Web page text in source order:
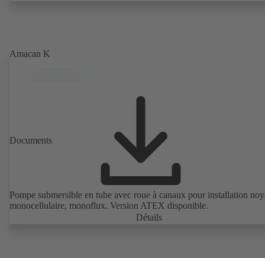
Amacan K
Documents
Pompe submersible en tube avec roue à canaux pour installation
monocellulaire, monoflux. Version ATEX disponible.
Détails